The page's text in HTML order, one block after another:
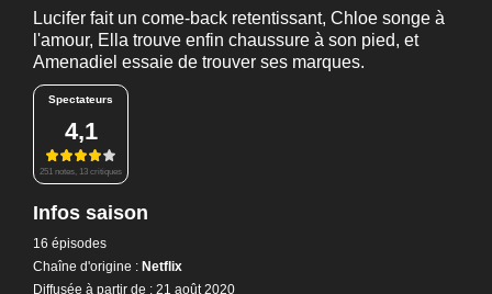
Lucifer fait un come-back retentissant, Chloe songe à
l'amour, Ella trouve enfin chaussure à son pied, et
Amenadiel essaie de trouver ses marques.
Spectateurs
4,1
251 notes, 13 critiques
Infos saison
16 épisodes
Chaîne d'origine : Netflix
Diffusée à partir de : 21 août 2020